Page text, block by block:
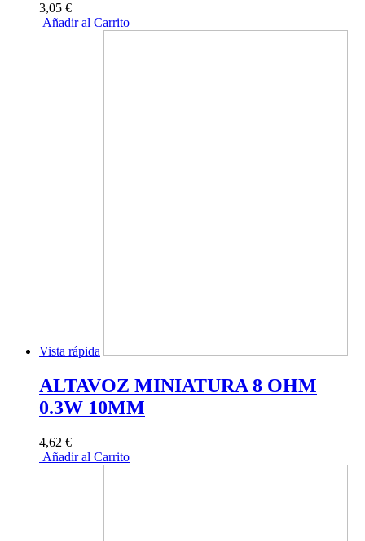
3,05 €
Añadir al Carrito
Vista rápida
ALTAVOZ MINIATURA 8 OHM
0.3W 10MM
4,62 €
Añadir al Carrito